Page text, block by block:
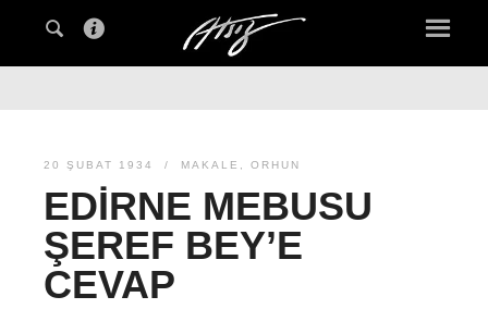
20 ŞUBAT 1934 MAKALE , ORHUN
EDIRNE MEBUSU
ŞEREF BEY’E
CEVAP